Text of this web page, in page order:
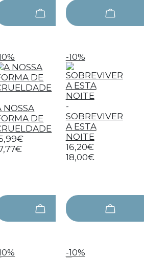
NOSSA
DE
-10%
-
SOBREVIVER
A ESTA
NOITE
16,20€
18,00€
-10%